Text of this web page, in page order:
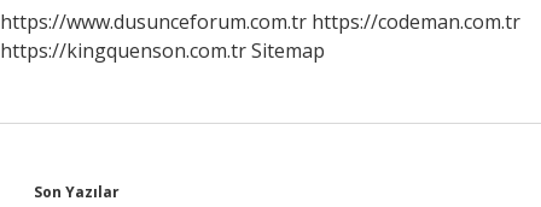
https://www.dusunceforum.com.tr https://codeman.com.tr
https://kingquenson.com.trSitemap
Son Yazılar